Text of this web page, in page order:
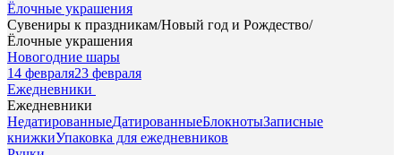
Ёлочные украшения
Сувениры к праздникам/Новый год и Рождество/
Ёлочные украшения
Новогодние шары
14 февраля23 февраля
Ежедневники
Ежедневники
НедатированныеДатированныеБлокнотыЗаписные
книжкиУпаковка для ежедневников